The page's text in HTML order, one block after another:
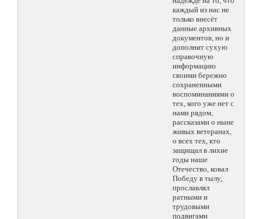
каждый из нас не
только внесёт
данные архивных
документов, но и
дополнит сухую
справочную
информацию
своими бережно
сохраненными
воспоминаниями о
тех, кого уже нет с
нами рядом,
рассказами о ныне
живых ветеранах,
о всех тех, кто
защищал в лихие
годы наше
Отечество, ковал
Победу в тылу,
прославлял
ратными и
трудовыми
подвигами